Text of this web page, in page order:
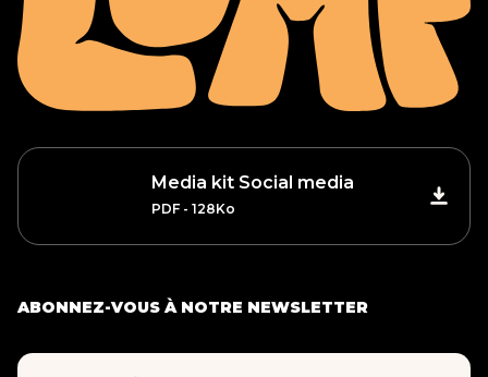
Media kit Social media
PDF - 128Ko
ABONNEZ-VOUS À NOTRE NEWSLETTER